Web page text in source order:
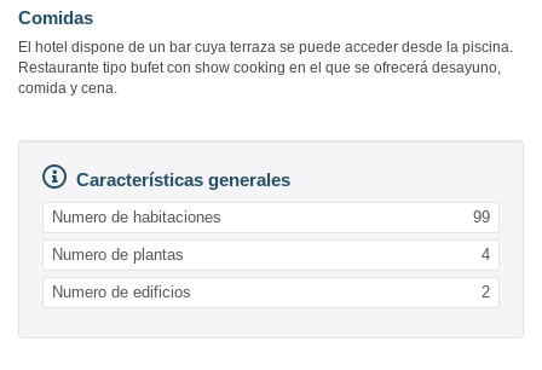
Comidas
El hotel dispone de un bar cuya terraza se puede acceder desde la piscina.
Restaurante tipo bufet con show cooking en el que se ofrecerá desayuno,
comida y cena.
Características generales
Numero de habitaciones 99
Numero de plantas 4
Numero de edificios 2